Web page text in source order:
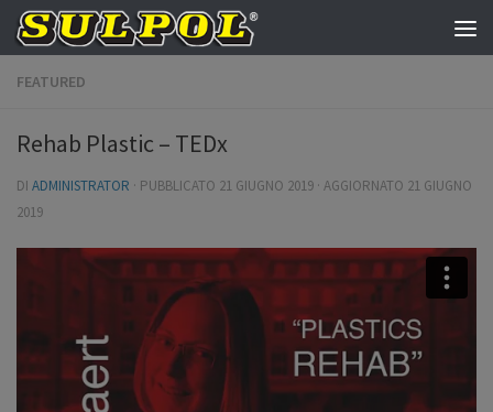
Salta al contenuto
FEATURED
Rehab Plastic – TEDx
DI ADMINISTRATOR · PUBBLICATO 21 GIUGNO 2019 · AGGIORNATO 21 GIUGNO
2019